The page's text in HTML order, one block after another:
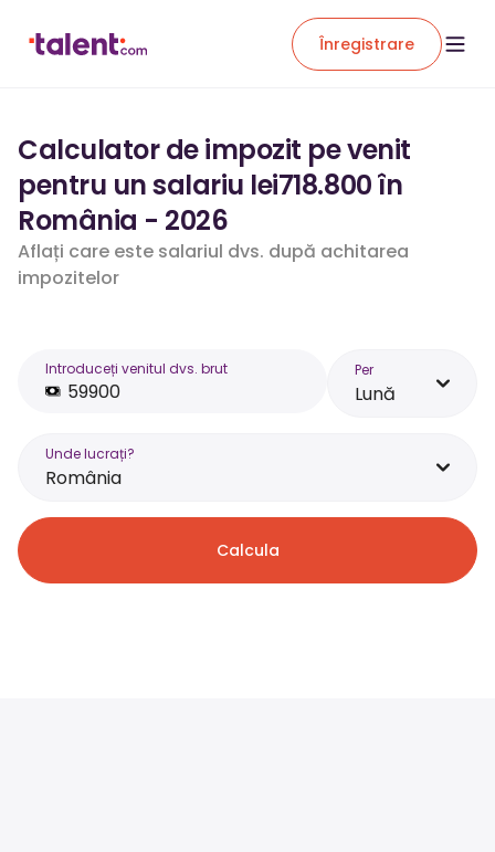
Înregistrare
Calculator de impozit pe venit
pentru un salariu lei718.800 în
România - 2026
Aflați care este salariul dvs. după achitarea
impozitelor
Introduceți venitul dvs. brut Per
Lună
Unde lucrați?
România
Calcula